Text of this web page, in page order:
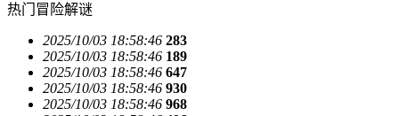
热门冒险解谜
2025/10/03 18:58:46 283
2025/10/03 18:58:46 189
2025/10/03 18:58:46 647
2025/10/03 18:58:46 930
2025/10/03 18:58:46 968